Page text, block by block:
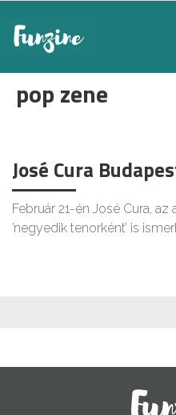
pop zene
José Cura
Február 21-én José Cura,
’negyedik tenorként’ is